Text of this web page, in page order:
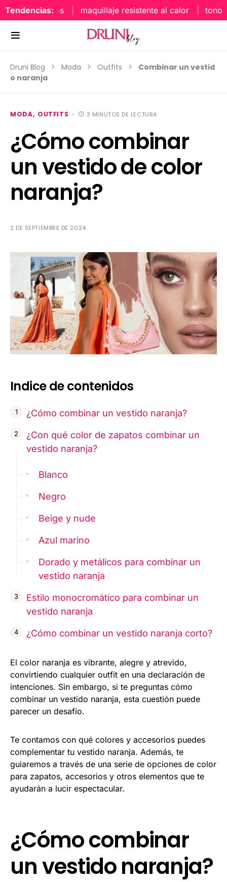
Tendencias: maquillaje resistente al calor tonos
Druni Blog Moda Outfits
Combinar un vestid
o naranja
MODA OUTFITS 3 MINUTOS DE LECTURA
¿Cómo combinar
un vestido de color
naranja?
2 DE SEPTIEMBRE DE 2024
Indice de contenidos
¿Cómo combinar un vestido naranja?
¿Con qué color de zapatos combinar un
vestido naranja?
Blanco
Negro
Beige y nude
Azul marino
Dorado y metálicos para combinar un
vestido naranja
Estilo monocromático para combinar un
vestido naranja
¿Cómo combinar un vestido naranja corto?
El color naranja es vibrante, alegre y atrevido,
convirtiendo cualquier outfit en una declaración de
intenciones. Sin embargo, si te preguntas cómo
combinar un vestido naranja, esta cuestión puede
parecer un desafío.
Te contamos con qué colores y accesorios puedes
complementar tu vestido naranja. Además, te
guiaremos a través de una serie de opciones de color
para zapatos, accesorios y otros elementos que te
ayudarán a lucir espectacular.
¿Cómo combinar
un vestido naranja?